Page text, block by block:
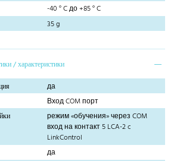
-40 ° C до +85 ° C
35 g
/ характеристики
да
Вход COM порт
режим «обучения» через COM
вход на контакт 5 LCA-2 c
LinkControl
да